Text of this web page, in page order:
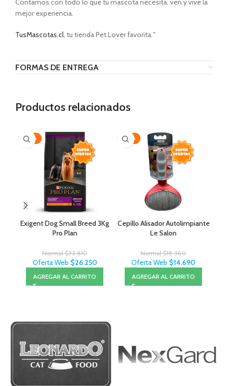
Contamos con todo lo que tu mascota necesita, ven y vive la
mejor experiencia.
TusMascotas.cl, tu tienda Pet Lover favorita.”
FORMAS DE ENTREGA
Productos relacionados
-20%
Exigent Dog Small Breed 3Kg
Pro Plan
Normal$32.810
Oferta Web $26.250
AGREGAR AL CARRITO
-20%
Cepillo Alisador Autolimpiante
Le Salon
Normal$18.360
Oferta Web $14.690
AGREGAR AL CARRITO